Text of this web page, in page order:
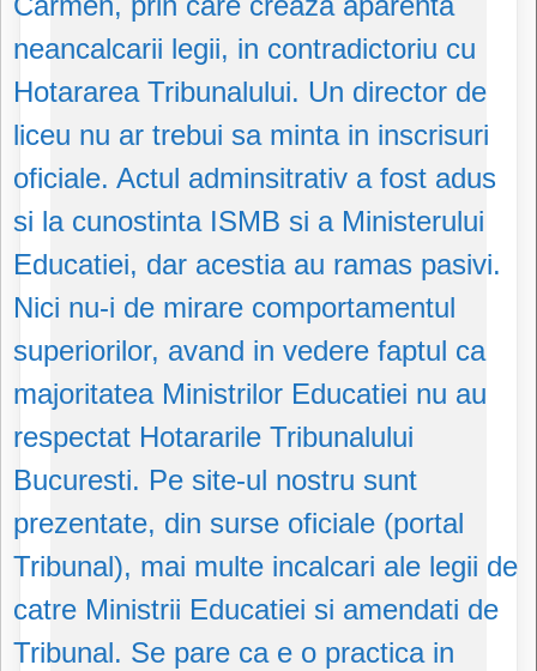
neancalcarii legii, in contradictoriu cu
Hotararea Tribunalului. Un director de
liceu nu ar trebui sa minta in inscrisuri
oficiale. Actul adminsitrativ a fost adus
si la cunostinta ISMB si a Ministerului
Educatiei, dar acestia au ramas pasivi.
Nici nu-i de mirare comportamentul
superiorilor, avand in vedere faptul ca
majoritatea Ministrilor Educatiei nu au
respectat Hotararile Tribunalului
Bucuresti. Pe site-ul nostru sunt
prezentate, din surse oficiale (portal
Tribunal), mai multe incalcari ale legii de
catre Ministrii Educatiei si amendati de
Tribunal. Se pare ca e o practica in